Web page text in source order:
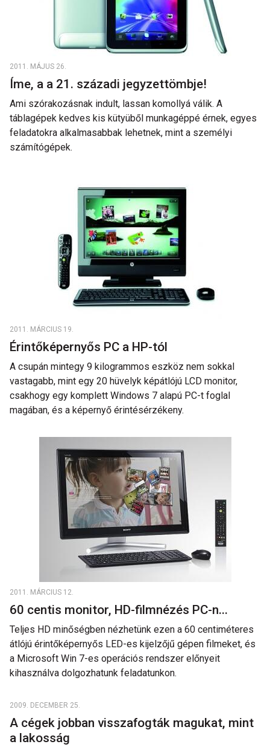
2011. MÁJUS 26.
Íme, a a 21. századi jegyzettömbje!
Ami szórakozásnak indult, lassan komollyá válik. A
táblagépek kedves kis kütyüből munkagéppé érnek, egyes
feladatokra alkalmasabbak lehetnek, mint a személyi
számítógépek.
2011. MÁRCIUS 19.
Érintőképernyős PC a HP-tól
A csupán mintegy 9 kilogrammos eszköz nem sokkal
vastagabb, mint egy 20 hüvelyk képátlójú LCD monitor,
csakhogy egy komplett Windows 7 alapú PC-t foglal
magában, és a képernyő érintésérzékeny.
2011. MÁRCIUS 12.
60 centis monitor, HD-filmnézés PC-n...
Teljes HD minőségben nézhetünk ezen a 60 centiméteres
átlójú érintőképernyős LED-es kijelzőjű gépen filmeket, és
a Microsoft Win 7-es operációs rendszer előnyeit
kihasználva dolgozhatunk feladatunkon.
2009. DECEMBER 25.
A cégek jobban visszafogták magukat, mint
a lakosság